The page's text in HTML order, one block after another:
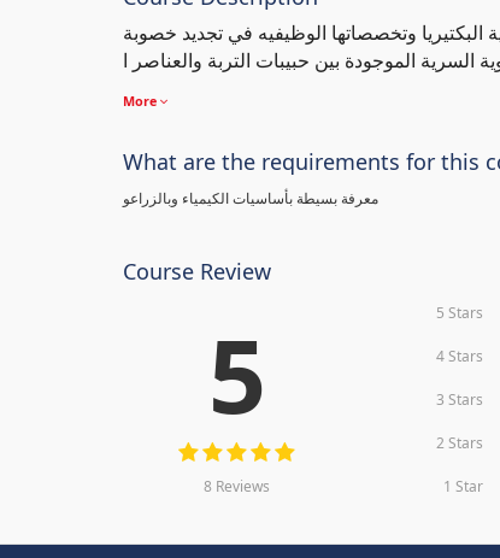
البكتيريا وتخصصاتها الوظيفيه في تجديد خصوبة
More
What are the requirements for this
معرفة بسيطة بأساسيات الكيمياء وبالزراعو
Course Review
5
8 Reviews
5 Stars
4 Stars
3 Stars
2 Stars
1 Star